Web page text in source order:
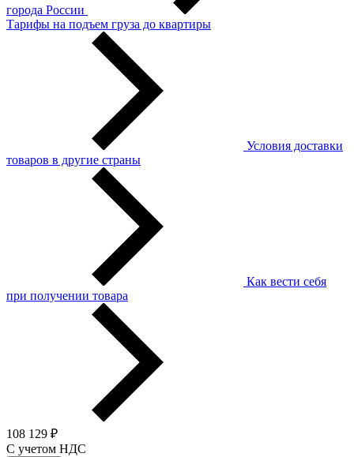
города России
Тарифы на подъем груза до квартиры
Условия доставки
товаров в другие страны
Как вести себя
при получении товара
108 129 ₽
С учетом НДС